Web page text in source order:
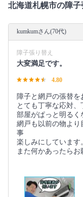
北海道札幌市の障子
kumkumさん(70代)
障子張り替え
大変満足です。
4.80
障子と網戸の張替を
とても丁寧な応対、
部屋がぱっと明るく
網戸も以前の物よ
事
楽しみにしています
また何かあったらお